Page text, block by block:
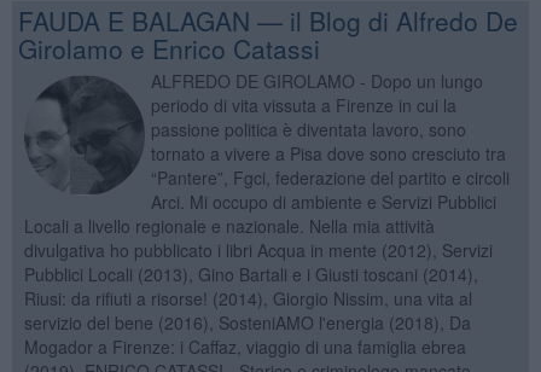
FAUDA E BALAGAN — il Blog di Alfredo De
Girolamo e Enrico Catassi
ALFREDO DE GIROLAMO - Dopo un lungo
periodo di vita vissuta a Firenze in cui la
passione politica è diventata lavoro, sono
tornato a vivere a Pisa dove sono cresciuto tra
“Pantere”, Fgci, federazione del partito e circoli
Arci. Mi occupo di ambiente e Servizi Pubblici
Locali a livello regionale e nazionale. Nella mia attività
divulgativa ho pubblicato i libri Acqua in mente (2012), Servizi
Pubblici Locali (2013), Gino Bartali e i Giusti toscani (2014),
Riusi: da rifiuti a risorse! (2014), Giorgio Nissim, una vita al
servizio del bene (2016), SosteniAMO l'energia (2018), Da
Mogador a Firenze: i Caffaz, viaggio di una famiglia ebrea